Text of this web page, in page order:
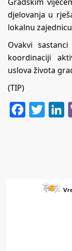
djelovanja u
lokalnu
Ovakvi
koordinaciji
uslova života
(TIP)